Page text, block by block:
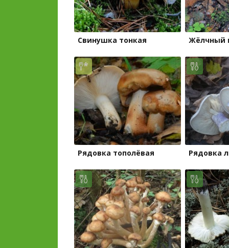
Свинушка тонкая Жёлчный
Рядовка тополёвая Рядовка